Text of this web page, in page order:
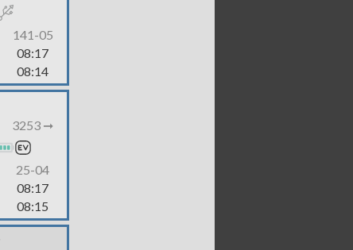
141-05
08:17
08:14
3253 ➞
25-04
08:17
08:15